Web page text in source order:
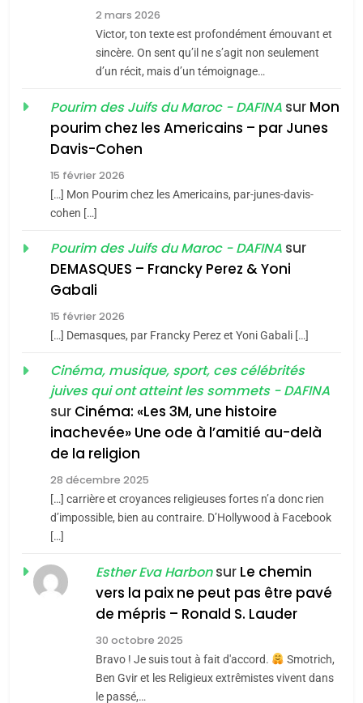
Maroc : Les amandes de
Tafraout, le miel de Tadla
Azilal consacrés produits
du terroir
DAFINA MAROC
Oeil ravageur – Vanessa
De Loya Stauber
«Tu dis génocide, je dis
guerre»: La nouvelle
Tout sur la Nostalgie
SOUVENIRS
l’alliance pourrait
s’étendre à 13 pays
d’Amérique latine
ISRAÉL JUDAISME
2025, l’année la plus
meurtrière selon le
rapport d’ADL contre
l’antisémitisme
FRANCE ISRAÉL
FIÈRE, DIGNE ET RÉSILIENTE :
POURQUOI JE REVENDIQUE
2 mars 2026
Victor, ton texte est profondément émouvant et
sincère. On sent qu’il ne s’agit non seulement
d’un récit, mais d’un témoignage…
Pourim des Juifs du Maroc - DAFINA sur Mon
pourim chez les Americains – par Junes
Davis-Cohen
15 février 2026
[…] Mon Pourim chez les Americains, par-junes-davis-
cohen […]
Pourim des Juifs du Maroc - DAFINA sur
DEMASQUES – Francky Perez & Yoni
Gabali
15 février 2026
[…] Demasques, par Francky Perez et Yoni Gabali […]
Cinéma, musique, sport, ces célébrités
juives qui ont atteint les sommets - DAFINA
sur Cinéma: «Les 3M, une histoire
inachevée» Une ode à l’amitié au-delà
de la religion
28 décembre 2025
[…] carrière et croyances religieuses fortes n’a donc rien
d’impossible, bien au contraire. D’Hollywood à Facebook
[…]
Esther Eva Harbonsur Le chemin
vers la paix ne peut pas être pavé
de mépris – Ronald S. Lauder
30 octobre 2025
Bravo ! Je suis tout à fait d'accord.
Smotrich,
Ben Gvir et les Religieux extrêmistes vivent dans
le passé,…
2025, l’année la plus
d’ADL contre
l’antisémitisme
FRANCE ISRAÉL
POURQUOI JE REVENDIQUE
Zrihen-Dvir
CE QUI NOUS MANQUE –
Jacques Hadida
JUDAISME
Maroc : Les amandes de
Azilal consacrés produits
du terroir
DAFINA MAROC
Oeil ravageur – Vanessa De
Loya Stauber
CINEMA ISRAÉL